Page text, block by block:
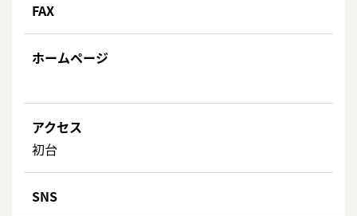
FAX
ホームページ
アクセス
初台
SNS